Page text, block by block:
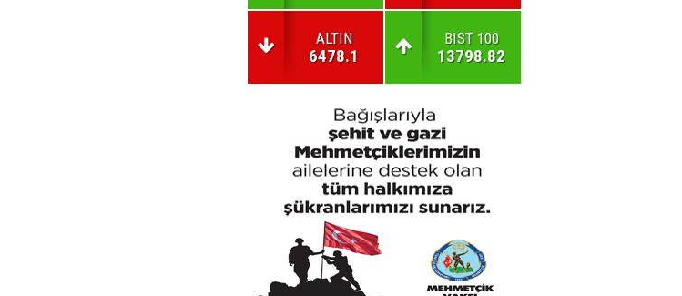
ALTIN
6478.1
BIST 100
13798.82